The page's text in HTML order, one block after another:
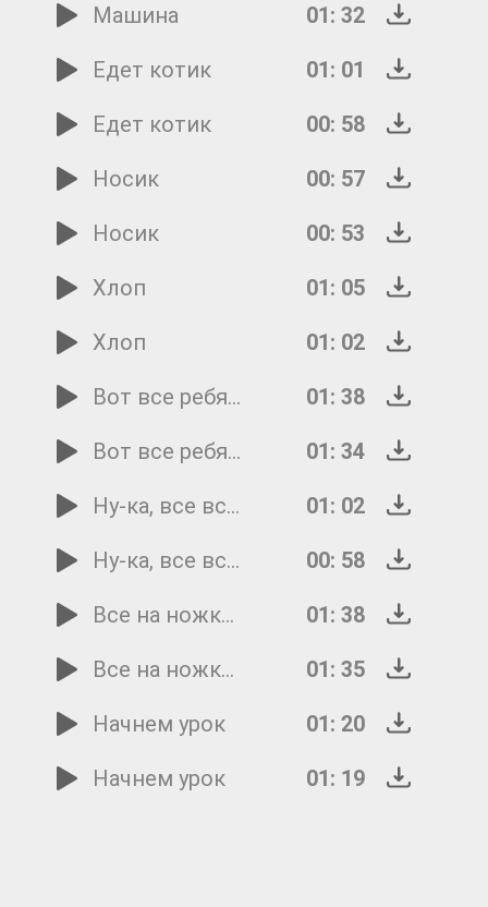
Машина
01: 32
Едет котик
01: 01
Едет котик
00: 58
Носик
00: 57
Носик
00: 53
Хлоп
01: 05
Хлоп
01: 02
Вот все ребята собрались
01: 38
Вот все ребята собрались
01: 34
Ну-ка, все встали в круг
01: 02
Ну-ка, все встали в круг
00: 58
Все на ножки становитесь
01: 38
Все на ножки становитесь
01: 35
Начнем урок
01: 20
Начнем урок
01: 19